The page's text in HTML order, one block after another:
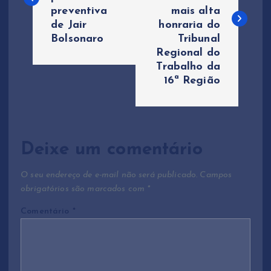
g
ã
o
d
preventiva
de Jair
Bolsonaro
mais alta
honraria do
Tribunal
Regional do
Trabalho da
16ª Região
Deixe um comentário
O seu endereço de e-mail não será publicado. Campos
obrigatórios são marcados com *
Comentário *